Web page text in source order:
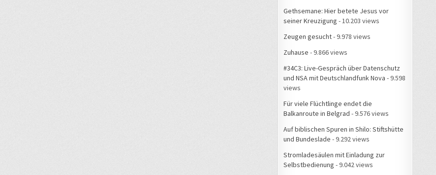
Gethsemane: Hier betete Jesus vor
seiner Kreuzigung - 10.203 views
Zeugen gesucht- 9.978 views
Zuhause - 9.866 views
#34C3: Live-Gespräch über Datenschutz
und NSA mit Deutschlandfunk Nova - 9.598
views
Für viele Flüchtlinge endet die
Balkanroute in Belgrad - 9.576 views
Auf biblischen Spuren in Shilo: Stiftshütte
und Bundeslade - 9.292 views
Stromladesäulen mit Einladung zur
Selbstbedienung - 9.042 views